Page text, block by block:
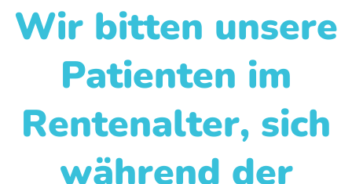
Wir bitten unsere
Patienten im
Rentenalter, sich
während der